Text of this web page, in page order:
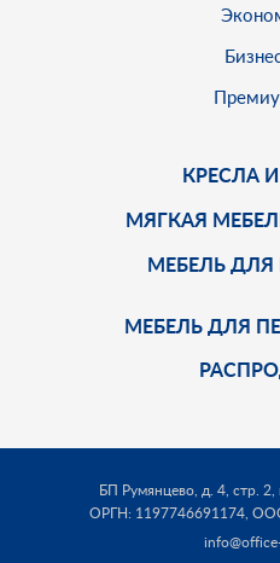
КРЕСЛА
МЯГКАЯ
МЕБЕЛЬ
МЕБЕЛЬ ДЛЯ
БП Румянцево, д. 4, стр.
ОРГН: 1197746691174,